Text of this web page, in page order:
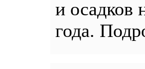
и осадков
года.